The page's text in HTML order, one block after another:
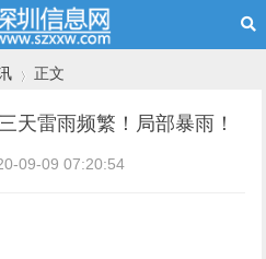
›
正文
雷雨频繁！局部暴雨！
09-09 07:20:54